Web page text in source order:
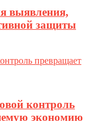
выявления,
защиты
контроль
экономию